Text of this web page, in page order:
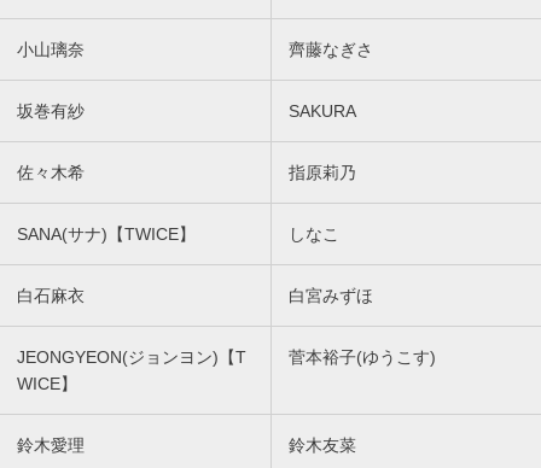
小山璃奈 齊藤なぎさ
坂巻有紗 SAKURA
佐々木希 指原莉乃
SANA(サナ)【TWICE】 しなこ
白石麻衣 白宮みずほ
JEONGYEON(ジョンヨン)【T
WICE】
菅本裕子(ゆうこす)
鈴木愛理 鈴木友菜